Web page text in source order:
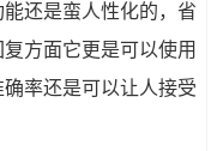
还是蛮人性化的，省
方面它更是可以使用
率还是可以让人接受